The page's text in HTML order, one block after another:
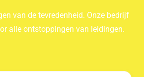
van de tevredenheid. Onze bedrijf
alle ontstoppingen van leidingen.